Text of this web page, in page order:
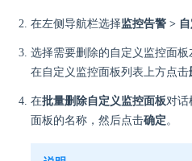
在左侧导航栏选择监控告警 >
选择需要删除的自定义监控面
在自定义监控面板列表上方点击
在批量删除自定义监控面板对话
面板的名称，然后点击确定。